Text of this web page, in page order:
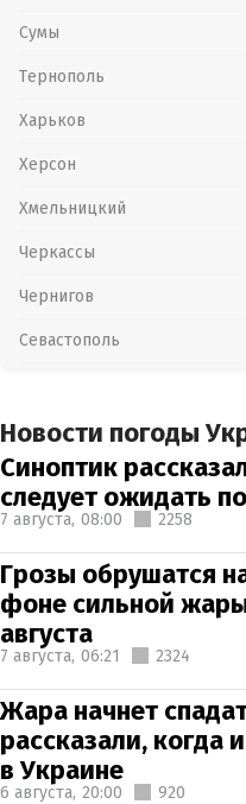
Сумы
Тернополь
Харьков
Херсон
Хмельницкий
Черкассы
Чернигов
Севастополь
Новости погоды
Синоптик
следует ожидать
7 августа, 08:00 2258
Грозы обрушатся
фоне сильной
августа
7 августа, 06:21 2324
Жара начнет
рассказали, когда
в Украине
6 августа, 20:00 920